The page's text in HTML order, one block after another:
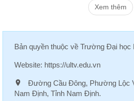
Xem thêm
Bản quyền thuộc về Trường Đại học
Website: https://ultv.edu.vn
Đường Cầu Đông, Phường Lộc
Nam Định, Tỉnh Nam Định.